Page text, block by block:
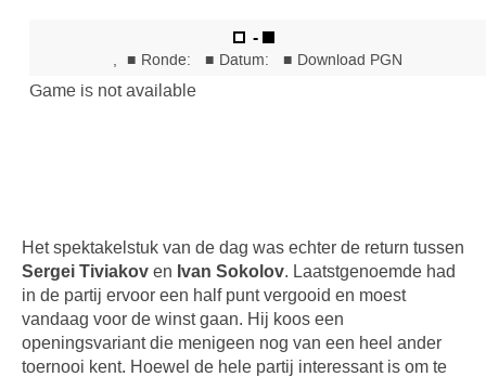
Het spektakelstuk van de dag was echter de return tussen
Sergei Tiviakov en Ivan Sokolov. Laatstgenoemde had
in de partij ervoor een half punt vergooid en moest
vandaag voor de winst gaan. Hij koos een
openingsvariant die menigeen nog van een heel ander
toernooi kent. Hoewel de hele partij interessant is om te